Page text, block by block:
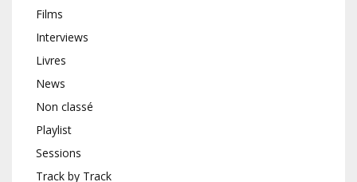
Films
Interviews
Livres
News
Non classé
Playlist
Sessions
Track by Track